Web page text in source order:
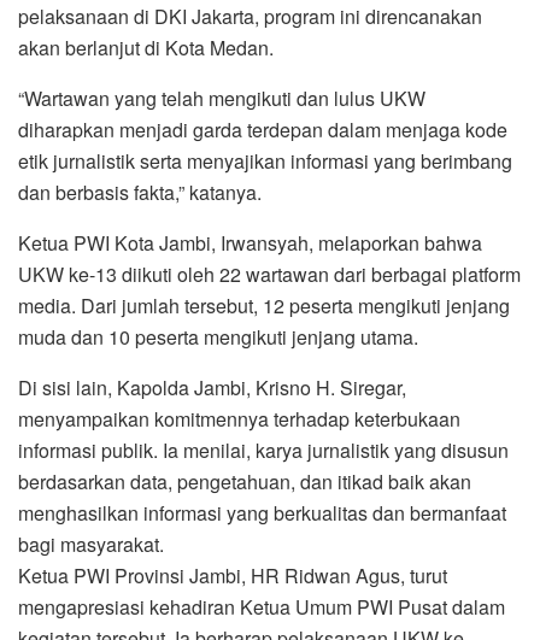
pelaksanaan di DKI Jakarta, program ini direncanakan
akan berlanjut di Kota Medan.
“Wartawan yang telah mengikuti dan lulus UKW
diharapkan menjadi garda terdepan dalam menjaga kode
etik jurnalistik serta menyajikan informasi yang berimbang
dan berbasis fakta,” katanya.
Ketua PWI Kota Jambi, Irwansyah, melaporkan bahwa
UKW ke-13 diikuti oleh 22 wartawan dari berbagai platform
media. Dari jumlah tersebut, 12 peserta mengikuti jenjang
muda dan 10 peserta mengikuti jenjang utama.
Di sisi lain, Kapolda Jambi, Krisno H. Siregar,
menyampaikan komitmennya terhadap keterbukaan
informasi publik. Ia menilai, karya jurnalistik yang disusun
berdasarkan data, pengetahuan, dan itikad baik akan
menghasilkan informasi yang berkualitas dan bermanfaat
bagi masyarakat.
Ketua PWI Provinsi Jambi, HR Ridwan Agus, turut
mengapresiasi kehadiran Ketua Umum PWI Pusat dalam